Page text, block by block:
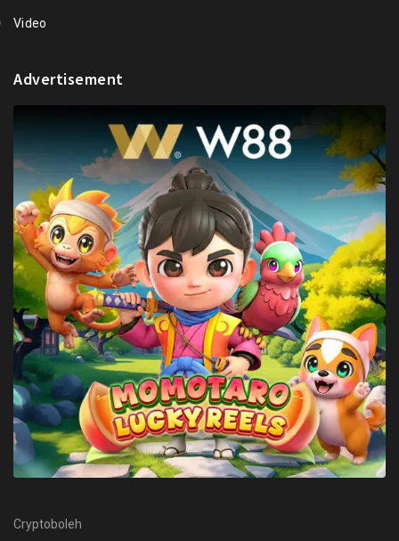
Video
Advertisement
Cryptoboleh